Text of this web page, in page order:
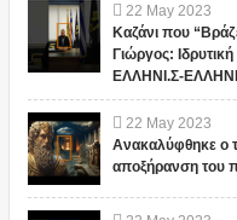
22 May 2023
Καζάνι που
Γιώργος:
ΕΛΛΗΝΙ.Σ-
22 May 2023
Ανακαλύφθηκε ο
αποξήρανση του